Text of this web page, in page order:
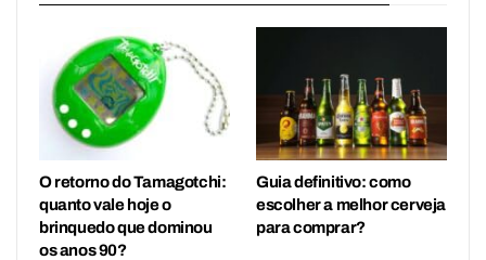
O retorno do Tamagotchi:
quanto vale hoje o
brinquedo que dominou
os anos 90?
Guia definitivo: como
escolher a melhor cerveja
para comprar?